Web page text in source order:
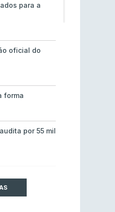
para a
oficial do
forma
por 55 mil